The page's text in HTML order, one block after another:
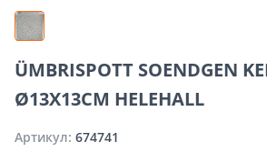
ÜMBRISPOTT SOENDGEN
Ø13X13CM HELEHALL
Артикул: 674741